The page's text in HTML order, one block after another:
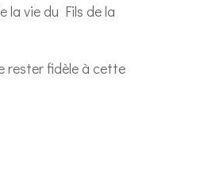
la vie du Fils de la
rester fidèle à cette